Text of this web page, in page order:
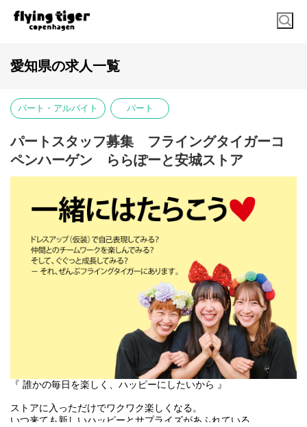
愛知県の求人一覧
パート・アルバイト パート
パートスタッフ募集 フライングタイガーコ
ペンハーゲン ららぽーと安城ストア
『 誰かの毎日を楽しく、ハッピーにしたいから 』
ストアに入っただけでワクワク楽しくなる。
いつ来ても新しいハッピーとサプライズがあふれている。